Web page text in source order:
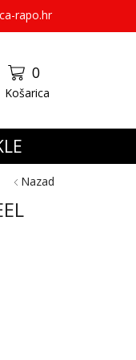
rapo.hr
0
Košarica
Nazad